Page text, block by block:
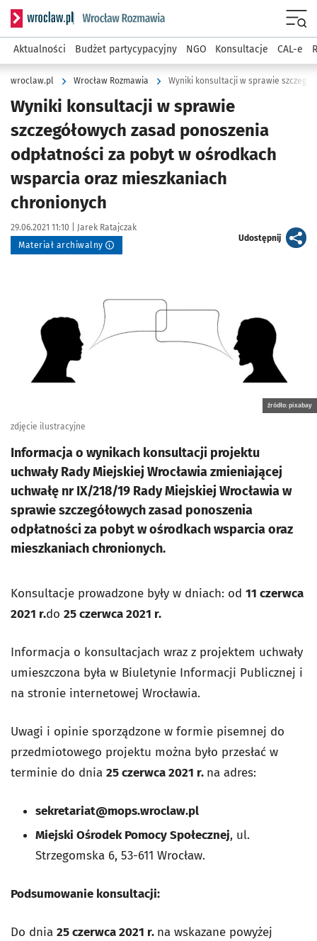
Serwis informacyjny wroclaw.pl podserwis: Rozmawia
Aktualności Budżet partycypacyjny NGO Konsultacje CAL-e
wroclaw.pl Wrocław Rozmawia
Wyniki konsultacji w sprawie
szczegółowych zasad ponoszenia
odpłatności za pobyt w ośrodkach
wsparcia oraz mieszkaniach
chronionych
Data publikacji:
29.06.2021 11:10 | Autor:
Jarek Ratajczak
Materiał archiwalny
Udostępnijartykuł
źródło: pixabay
zdjęcie ilustracyjne
Informacja o wynikach konsultacji projektu
uchwały Rady Miejskiej Wrocławia zmieniającej
uchwałę nr IX/218/19 Rady Miejskiej Wrocławia w
sprawie szczegółowych zasad ponoszenia
odpłatności za pobyt w ośrodkach wsparcia oraz
mieszkaniach chronionych.
Konsultacje prowadzone były w dniach: od 11 czerwca
2021 r.do 25 czerwca 2021 r.
Informacja o konsultacjach wraz z projektem uchwały
umieszczona była w Biuletynie Informacji Publicznej i
na stronie internetowej Wrocławia.
Uwagi i opinie sporządzone w formie pisemnej do
przedmiotowego projektu można było przesłać w
terminie do dnia 25 czerwca 2021 r. na adres:
sekretariat@mops.wroclaw.pl
Miejski Ośrodek Pomocy Społecznej, ul.
Strzegomska 6, 53-611 Wrocław.
Podsumowanie konsultacji:
Do dnia 25 czerwca 2021 r. na wskazane powyżej